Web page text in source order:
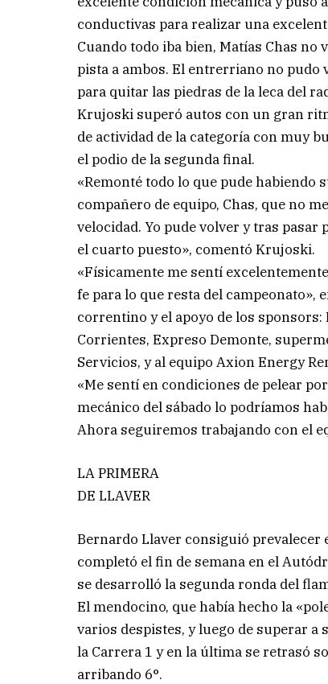
conductivas para realizar una
Cuando todo iba bien, Matías Chas
pista a ambos. El entrerriano no
para quitar las piedras de la leca del
Krujoski superó autos con un gran
de actividad de la categoría con muy
el podio de la segunda final.
«Remonté todo lo que pude habiendo
compañero de equipo, Chas, que no
velocidad. Yo pude volver y tras
el cuarto puesto», comentó Krujoski.
«Físicamente me sentí
fe para lo que resta del campeonato»,
correntino y el apoyo de los
Corrientes, Expreso Demonte,
Servicios, y al equipo Axion Energy
«Me sentí en condiciones de pelear
mecánico del sábado lo podríamos
Ahora seguiremos trabajando con el
LA PRIMERA
DE LLAVER
Bernardo Llaver consiguió prevalecer
completó el fin de semana en el
se desarrolló la segunda ronda del
El mendocino, que había hecho la
varios despistes, y luego de superar a
la Carrera 1 y en la última se retrasó
arribando 6°.